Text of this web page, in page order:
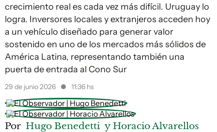
crecimiento real es cada vez más difícil. Uruguay lo
logra. Inversores locales y extranjeros acceden hoy
a un vehículo diseñado para generar valor
sostenido en uno de los mercados más sólidos de
América Latina, representando también una
puerta de entrada al Cono Sur
29 de junio 2026 11:36 hs
Por Hugo Benedetti y Horacio Alvarellos